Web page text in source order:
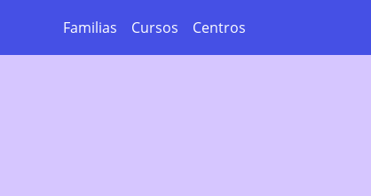
Familias Cursos Centros